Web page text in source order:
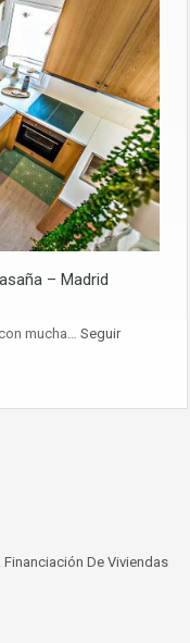
– Madrid
mucha… Seguir
De Viviendas